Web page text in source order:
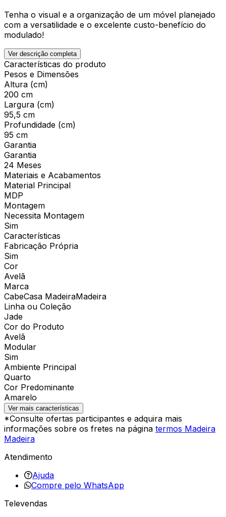
Tenha o visual e a organização de um móvel planejado
com a versatilidade e o excelente custo-benefício do
modulado!
Ver descrição completa
Características do produto
Pesos e Dimensões
Altura (cm)
200 cm
Largura (cm)
95,5 cm
Profundidade (cm)
95 cm
Garantia
Garantia
24 Meses
Materiais e Acabamentos
Material Principal
MDP
Montagem
Necessita Montagem
Sim
Características
Fabricação Própria
Sim
Cor
Avelã
Marca
CabeCasa MadeiraMadeira
Linha ou Coleção
Jade
Cor do Produto
Avelã
Modular
Sim
Ambiente Principal
Quarto
Cor Predominante
Amarelo
Ver mais características
*Consulte ofertas participantes e adquira mais
informações sobre os fretes na página termos Madeira
Madeira
Atendimento
Ajuda
Compre pelo WhatsApp
Televendas